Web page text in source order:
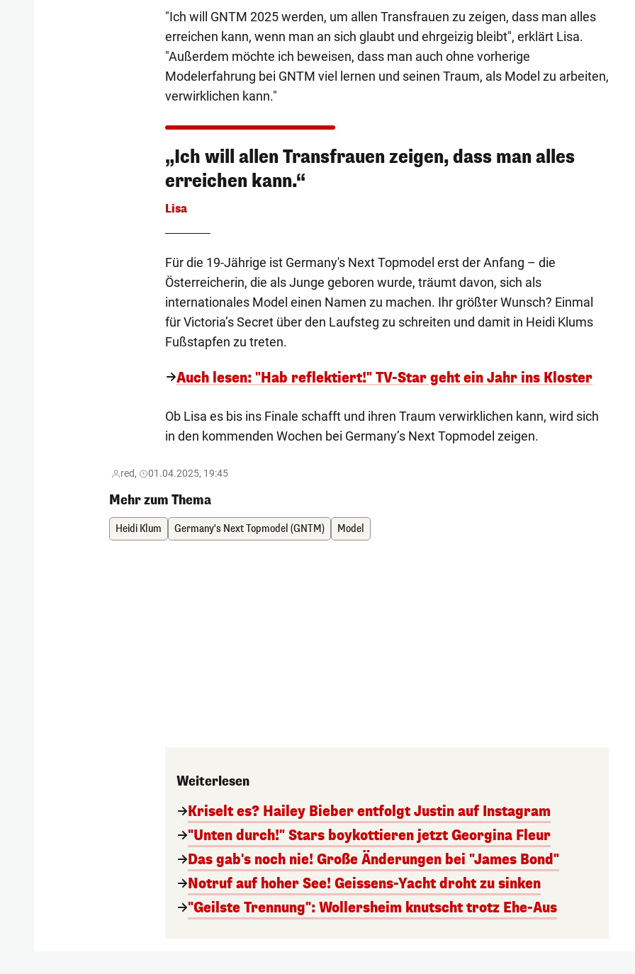
"Ich will GNTM 2025 werden, um allen Transfrauen zu zeigen, dass man alles
erreichen kann, wenn man an sich glaubt und ehrgeizig bleibt", erklärt Lisa.
"Außerdem möchte ich beweisen, dass man auch ohne vorherige
Modelerfahrung bei GNTM viel lernen und seinen Traum, als Model zu arbeiten,
verwirklichen kann."
„Ich will allen Transfrauen zeigen, dass man alles
erreichen kann.“
Lisa
Für die 19-Jährige ist Germany's Next Topmodel erst der Anfang – die
Österreicherin, die als Junge geboren wurde, träumt davon, sich als
internationales Model einen Namen zu machen. Ihr größter Wunsch? Einmal
für Victoria’s Secret über den Laufsteg zu schreiten und damit in Heidi Klums
Fußstapfen zu treten.
Auch lesen: "Hab reflektiert!" TV-Star geht ein Jahr ins Kloster
Ob Lisa es bis ins Finale schafft und ihren Traum verwirklichen kann, wird sich
in den kommenden Wochen bei Germany’s Next Topmodel zeigen.
red, 01.04.2025, 19:45
Mehr zum Thema
Heidi Klum Germany's Next Topmodel (GNTM) Model
Weiterlesen
Kriselt es? Hailey Bieber entfolgt Justin auf Instagram
"Unten durch!" Stars boykottieren jetzt Georgina Fleur
Das gab's noch nie! Große Änderungen bei "James Bond"
Notruf auf hoher See! Geissens-Yacht droht zu sinken
"Geilste Trennung": Wollersheim knutscht trotz Ehe-Aus